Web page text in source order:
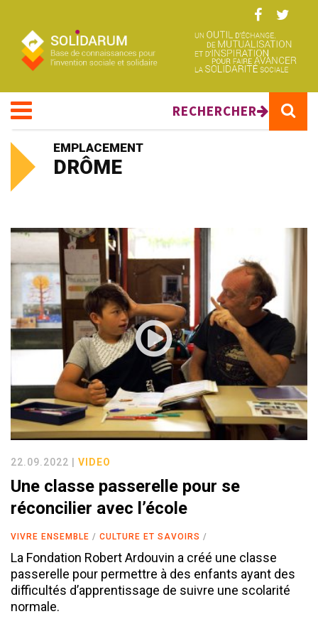
RECHERCHER
EMPLACEMENT
DRÔME
22.09.2022 | VIDEO
Une classe passerelle pour se
réconcilier avec l’école
VIVRE ENSEMBLE CULTURE ET SAVOIRS
La Fondation Robert Ardouvin a créé une classe
passerelle pour permettre à des enfants ayant des
difficultés d’apprentissage de suivre une scolarité
normale.